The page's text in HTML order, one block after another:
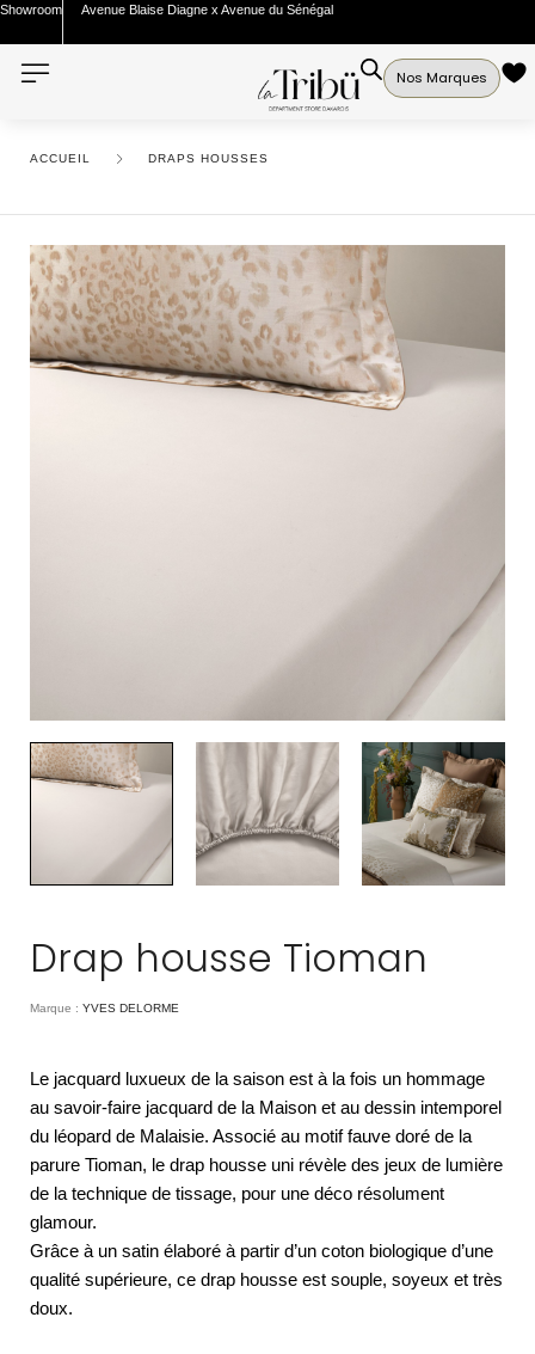
Showroom Avenue Blaise Diagne x Avenue du Sénégal
Nos Marques
ACCUEIL DRAPS HOUSSES
Drap housse Tioman
Marque : YVES DELORME
Le jacquard luxueux de la saison est à la fois un hommage
au savoir-faire jacquard de la Maison et au dessin intemporel
du léopard de Malaisie. Associé au motif fauve doré de la
parure Tioman, le drap housse uni révèle des jeux de lumière
de la technique de tissage, pour une déco résolument
glamour.
Grâce à un satin élaboré à partir d’un coton biologique d’une
qualité supérieure, ce drap housse est souple, soyeux et très
doux.